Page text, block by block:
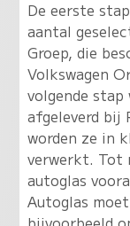
De eerste
aantal
Groep, die
Volkswagen
volgende stap
afgeleverd bij
worden ze in
verwerkt. Tot
autoglas
Autoglas